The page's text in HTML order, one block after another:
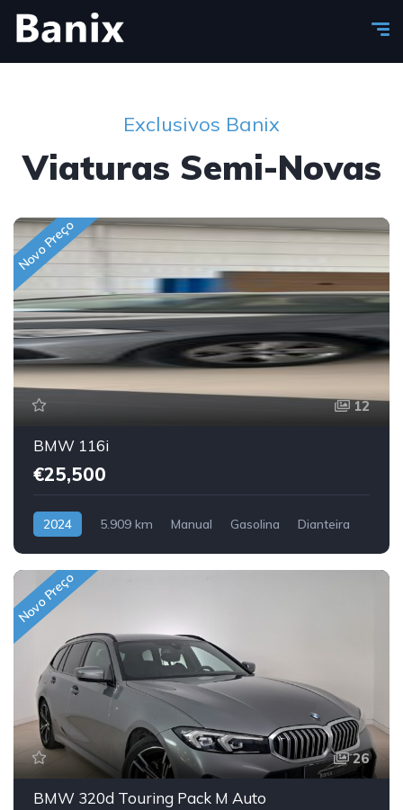
Exclusivos Banix
Viaturas Semi-Novas
Novo Preço
12
BMW 116i
€25,500
2024 5.909 km Manual Gasolina Dianteira
Novo Preço
26
BMW 320d Touring Pack M Auto